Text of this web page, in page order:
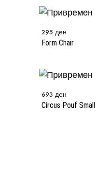
Form Chair
295 ден
Circus Pouf Small
693 ден